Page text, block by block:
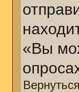
«Вы